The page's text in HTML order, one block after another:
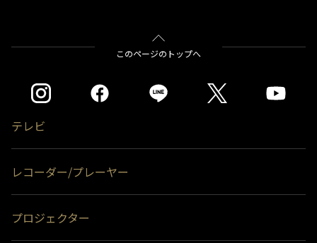
このページのトップへ
テレビ
レコーダー/プレーヤー
プロジェクター